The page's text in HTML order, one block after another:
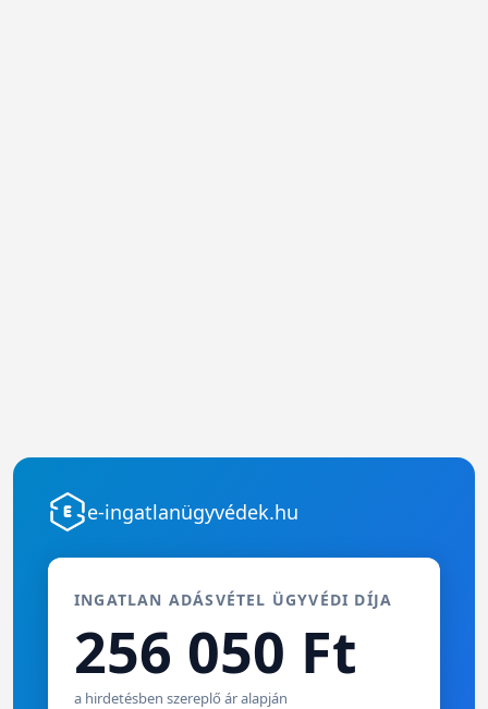
e-ingatlanügyvédek.hu
INGATLAN ADÁSVÉTEL ÜGYVÉDI DÍJA
256 050 Ft
a hirdetésben szereplő ár alapján